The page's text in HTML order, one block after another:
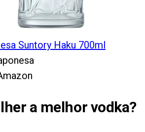
Suntory Haku 700ml
a melhor vodka?